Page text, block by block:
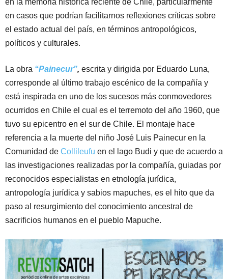
en la memoria histórica reciente de Chile, particularmente
en casos que podrían facilitarnos reflexiones críticas sobre
el estado actual del país, en términos antropológicos,
políticos y culturales.
La obra “Painecur”, escrita y dirigida por Eduardo Luna,
corresponde al último trabajo escénico de la compañía y
está inspirada en uno de los sucesos más conmovedores
ocurridos en Chile el cual es el terremoto del año 1960, que
tuvo su epicentro en el sur de Chile. El montaje hace
referencia a la muerte del niño José Luis Painecur en la
Comunidad de Collileufu en el lago Budi y que de acuerdo a
las investigaciones realizadas por la compañía, guiadas por
reconocidos especialistas en etnología jurídica,
antropología jurídica y sabios mapuches, es el hito que da
paso al resurgimiento del conocimiento ancestral de
sacrificios humanos en el pueblo Mapuche.